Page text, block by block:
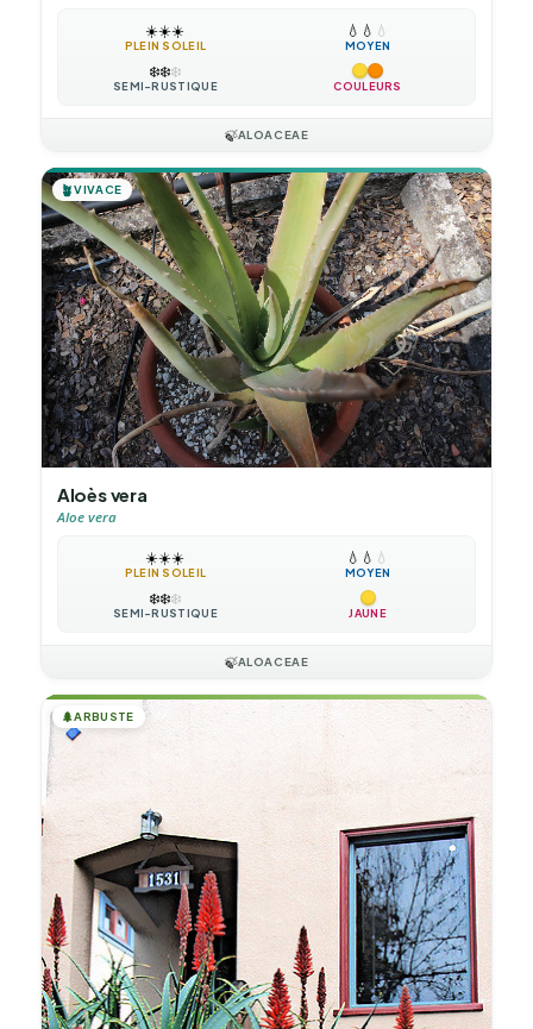
☀️☀️☀️
PLEIN SOLEIL
💧 💧 💧
MOYEN
❄️❄️❄️
SEMI-RUSTIQUE COULEURS
🍃ALOACEAE
🪴VIVACE
Aloès vera
Aloe vera
☀️☀️☀️
PLEIN SOLEIL
💧 💧 💧
MOYEN
❄️❄️❄️
SEMI-RUSTIQUE JAUNE
🍃ALOACEAE
🌲ARBUSTE